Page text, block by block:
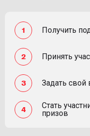
Получить
Принять
Задать
Стать
призов